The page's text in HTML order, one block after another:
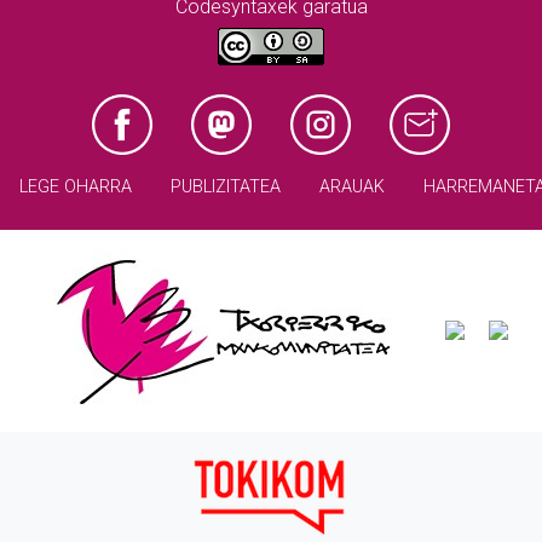
Codesyntaxek garatua
LEGE OHARRA PUBLIZITATEA ARAUAK